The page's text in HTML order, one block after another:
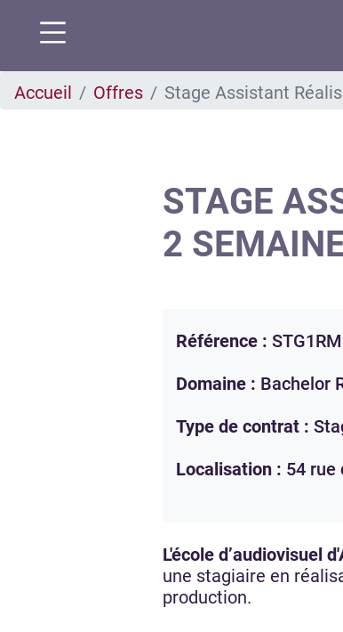
auAccueil Offres Stage Assistant
STAGE
2
Référence :
Domaine : Bachelor
Type de contrat :
Localisation : 54 rue
L'école d’audiovisuel
une stagiaire en
production.